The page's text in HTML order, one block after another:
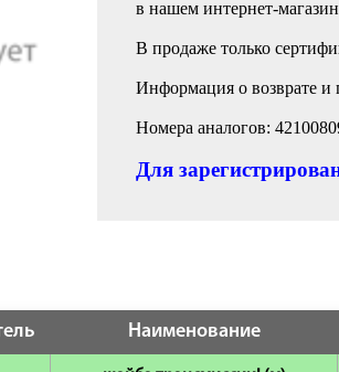
в нашем интернет-
В продаже только
Информация о возврате и
Номера аналогов:
Для
Наименование